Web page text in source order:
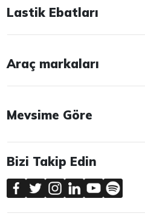
Lastik Ebatları
Araç markaları
Mevsime Göre
Bizi Takip Edin